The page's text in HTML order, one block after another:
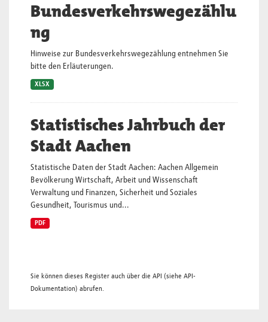
Bundesverkehrswegezählu
ng
Hinweise zur Bundesverkehrswegezählung entnehmen Sie
bitte den Erläuterungen.
XLSX
Statistisches Jahrbuch der
Stadt Aachen
Statistische Daten der Stadt Aachen: Aachen Allgemein
Bevölkerung Wirtschaft, Arbeit und Wissenschaft
Verwaltung und Finanzen, Sicherheit und Soziales
Gesundheit, Tourismus und...
PDF
Sie können dieses Register auch über die API (siehe API-
Dokumentation) abrufen.